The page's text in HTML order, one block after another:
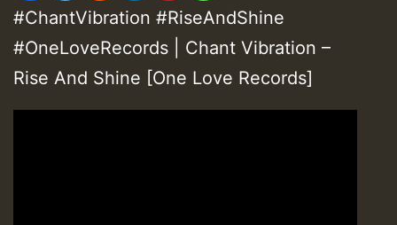
#ChantVibration #RiseAndShine
#OneLoveRecords | Chant Vibration –
Rise And Shine [One Love Records]